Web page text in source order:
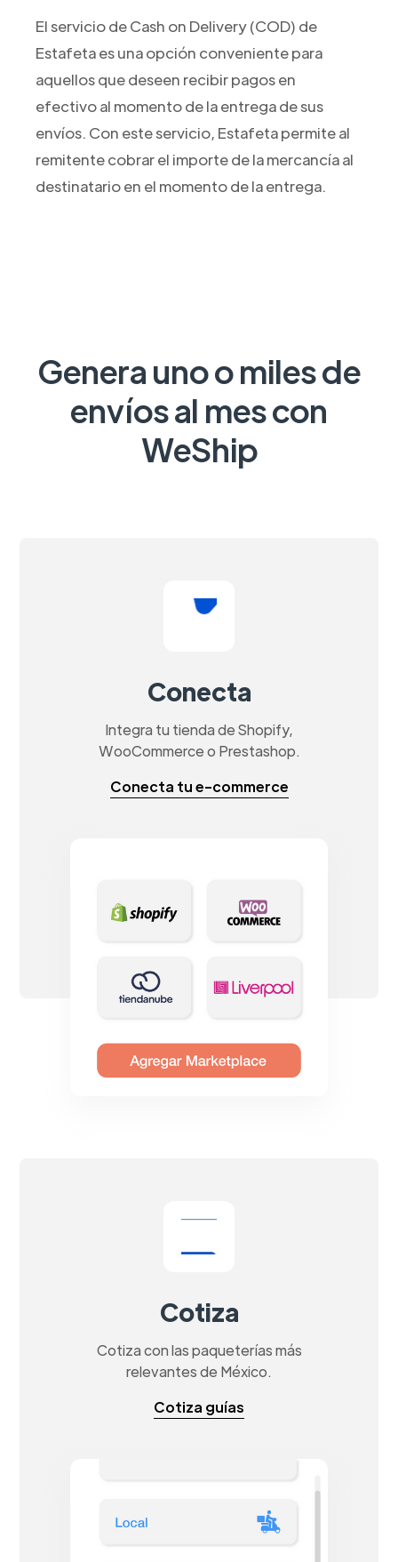
El servicio de Cash on Delivery (COD) de
Estafeta es una opción conveniente para
aquellos que deseen recibir pagos en
efectivo al momento de la entrega de sus
envíos. Con este servicio, Estafeta permite al
remitente cobrar el importe de la mercancía al
destinatario en el momento de la entrega.
Genera uno o miles de
envíos al mes con
WeShip
Conecta
Integra tu tienda de Shopify,
WooCommerce o Prestashop.
Conecta tu e-commerce
Cotiza
Cotiza con las paqueterías más
relevantes de México.
Cotiza guías